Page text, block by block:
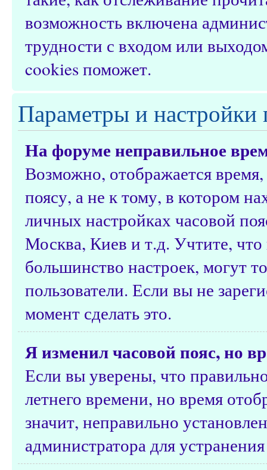
возможность включена
трудности с входом или
cookies поможет.
Параметры и настройки
На форуме неправильное
Возможно, отображается
поясу, а не к тому, в котором
личных настройках часовой
Москва, Киев и т.д. Учтите, что
большинство настроек, могут
пользователи. Если вы не
момент сделать это.
Я изменил часовой пояс, но
Если вы уверены, что
летнего времени, но время
значит, неправильно
администратора для